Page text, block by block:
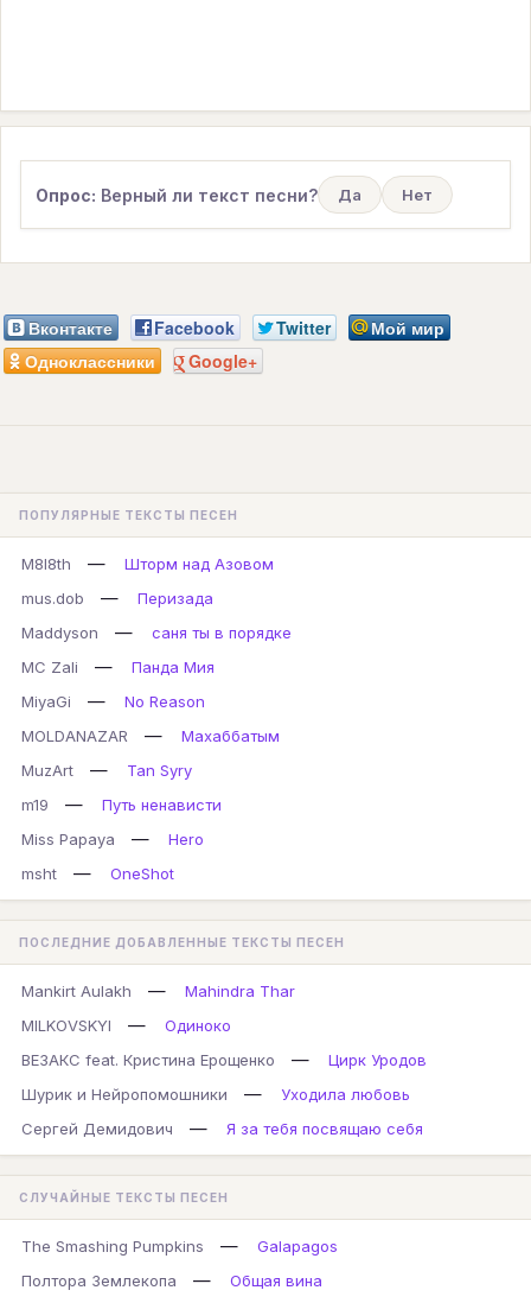
Опрос: Верный ли текст песни? Да Нет
Вконтакте Facebook Twitter
Мой мир
Одноклассники
Google+
ПОПУЛЯРНЫЕ ТЕКСТЫ ПЕСЕН
M8l8th —
Шторм над Азовом
mus.dob
—
Перизада
Maddyson
—
саня ты в порядке
MC Zali
—
Панда Мия
MiyaGi
—
No Reason
MOLDANAZAR
—
Махаббатым
MuzArt
—
Tan Syry
m19
—
Путь ненависти
Miss Papaya
—
Hero
msht
— OneShot
ПОСЛЕДНИЕ ДОБАВЛЕННЫЕ ТЕКСТЫ ПЕСЕН
Mankirt Aulakh —
Mahindra Thar
MILKOVSKYI
—
Одиноко
ВЕЗАКС feat. Кристина Ерощенко
—
Цирк Уродов
Шурик и Нейропомошники
—
Уходила любовь
Сергей Демидович
— Я за тебя посвящаю себя
СЛУЧАЙНЫЕ ТЕКСТЫ ПЕСЕН
The Smashing Pumpkins —
Galapagos
Полтора Землекопа
— Общая вина